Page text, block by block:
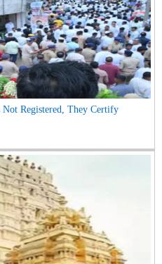
Not Registered, They Certify